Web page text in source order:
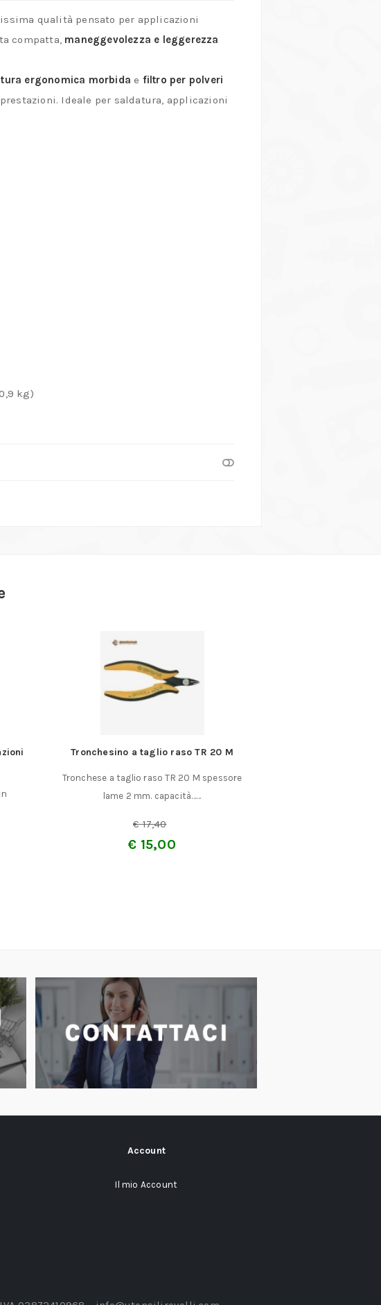
qualità pensato per applicazioni
compatta, maneggevolezza e leggerezza
ergonomica morbida e filtro per polveri
Ideale per saldatura, applicazioni
kg)
Tronchesino a taglio raso TR 20 M
Tronchese a taglio raso TR 20 M spessore
lame 2 mm. capacità……
€17,40
€ 15,00
Account
Il mio Account